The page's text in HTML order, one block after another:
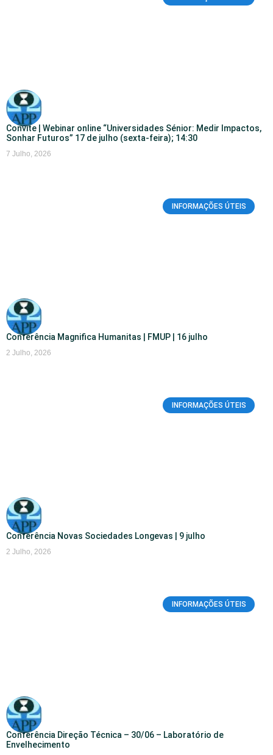
Convite | Webinar online “Universidades Sénior: Medir Impactos,
Sonhar Futuros” 17 de julho (sexta-feira); 14:30
7 Julho, 2026
INFORMAÇÕES ÚTEIS
Conferência Magnifica Humanitas | FMUP | 16 julho
2 Julho, 2026
INFORMAÇÕES ÚTEIS
Conferência Novas Sociedades Longevas | 9 julho
2 Julho, 2026
INFORMAÇÕES ÚTEIS
Conferência Direção Técnica – 30/06 – Laboratório de
Envelhecimento